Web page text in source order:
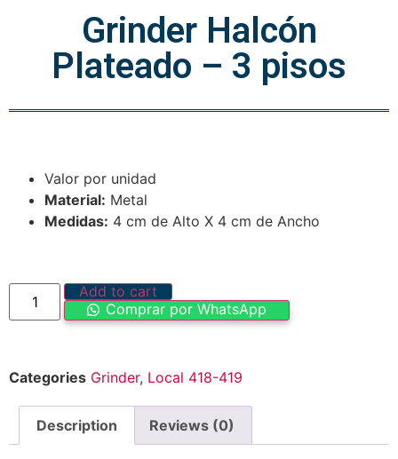
Grinder Halcón
Plateado – 3 pisos
Valor por unidad
Material: Metal
Medidas: 4 cm de Alto X 4 cm de Ancho
Add to cart
Comprar por WhatsApp
Categories Grinder, Local 418-419
Description Reviews (0)